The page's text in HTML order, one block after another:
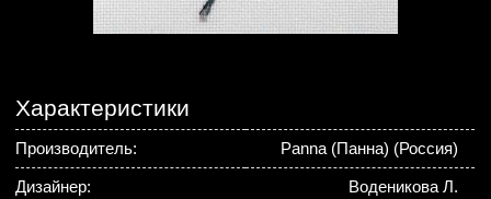
Характеристики
Производитель: Panna (Панна) (Россия)
Дизайнер: Воденикова Л.